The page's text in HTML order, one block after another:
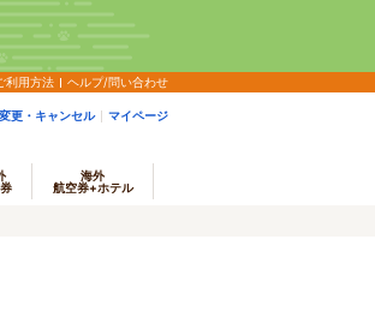
利用方法 ヘルプ/問い合わせ
更・キャンセル マイページ
海外
航空券+ホテル